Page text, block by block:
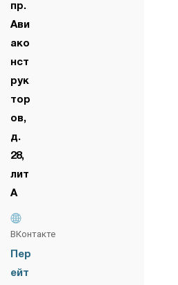
пр.
Ави
ако
нст
рук
тор
ов,
д.
28,
лит
А
ВКонтакте
Пер
ейт